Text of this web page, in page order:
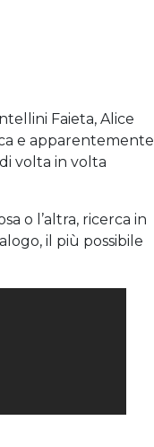
Faieta, Alice
e apparentemente
volta in volta
o l’altra, ricerca in
il più possibile